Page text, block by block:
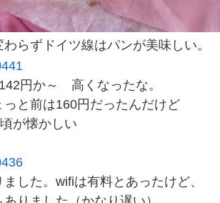
わらずドイツ線はパンが美味しい。
円か～ 高くなったな。
っと前は160円だったんだけど
が懐かしい
した。wifiは有料とあったけど、